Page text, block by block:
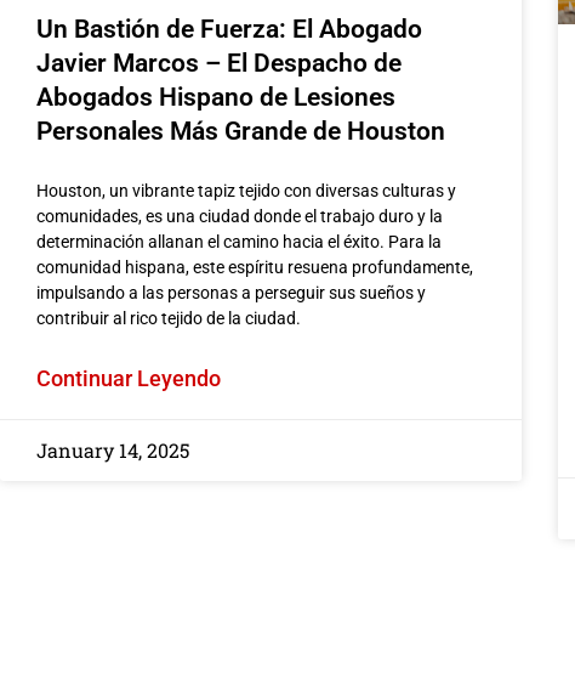
Un Bastión de Fuerza: El Abogado
Javier Marcos – El Despacho de
Abogados Hispano de Lesiones
Personales Más Grande de Houston
Houston, un vibrante tapiz tejido con diversas culturas y
comunidades, es una ciudad donde el trabajo duro y la
determinación allanan el camino hacia el éxito. Para la
comunidad hispana, este espíritu resuena profundamente,
impulsando a las personas a perseguir sus sueños y
contribuir al rico tejido de la ciudad.
Continuar Leyendo
January 14, 2025
La Actualización de
FMCSA 2026:
Nueva Verificación
Afecta su Reclamo
El panorama de la